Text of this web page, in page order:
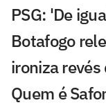
PSG: 'De
Botafogo
ironiza revés
Quem é